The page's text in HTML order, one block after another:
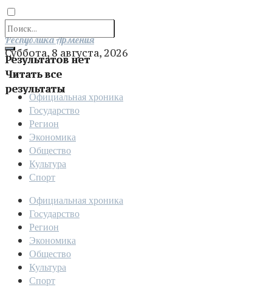
Результатов нет
Читать все
результаты
Отправить
Республика Армения
Суббота, 8 августа, 2026
Официальная хроника
Государство
Регион
Экономика
Общество
Культура
Спорт
Официальная хроника
Государство
Регион
Экономика
Общество
Культура
Спорт